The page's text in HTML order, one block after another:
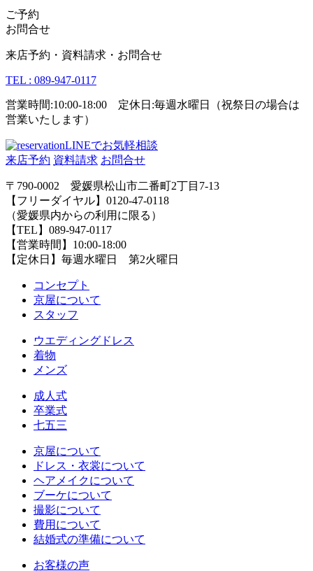
ご予約
お問合せ
来店予約・資料請求・お問合せ
TEL : 089-947-0117
営業時間:10:00-18:00 定休日:毎週水曜日（祝祭日の場合は
営業いたします）
LINEでお気軽相談
来店予約 資料請求 お問合せ
〒790-0002 愛媛県松山市二番町2丁目7-13
【フリーダイヤル】0120-47-0118
（愛媛県内からの利用に限る）
【TEL】089-947-0117
【営業時間】10:00-18:00
【定休日】毎週水曜日 第2火曜日
コンセプト
京屋について
スタッフ
ウエディングドレス
着物
メンズ
成人式
卒業式
七五三
京屋について
ドレス・衣裳について
ヘアメイクについて
ブーケについて
撮影について
費用について
結婚式の準備について
お客様の声